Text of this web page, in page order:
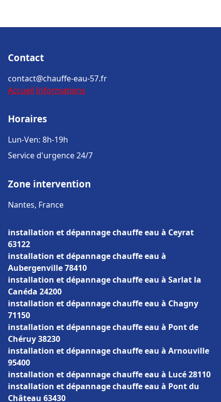
Contact
contact@chauffe-eau-57.fr
Accueil Informations
Horaires
Lun-Ven: 8h-19h
Service d'urgence 24/7
Zone intervention
Nantes, France
installation et dépannage chauffe eau à Ceyrat
63122
installation et dépannage chauffe eau à
Aubergenville 78410
installation et dépannage chauffe eau à Sarlat la
Canéda 24200
installation et dépannage chauffe eau à Chagny
71150
installation et dépannage chauffe eau à Pont de
Chéruy 38230
installation et dépannage chauffe eau à Arnouville
95400
installation et dépannage chauffe eau à Lucé 28110
installation et dépannage chauffe eau à Pont du
Château 63430